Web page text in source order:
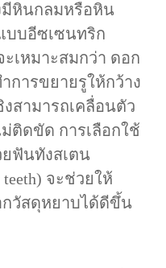
มีหินกลมหรือหิน
บบอีซเซนทริก
ะเหมาะสมกว่า ดอก
การขยายรูให้กว้าง
สามารถเคลื่อนตัว
ติดขัด การเลือกใช้
ฟันทังสเตน
teeth) จะช่วยให้
วัสดุหยาบได้ดีขึ้น